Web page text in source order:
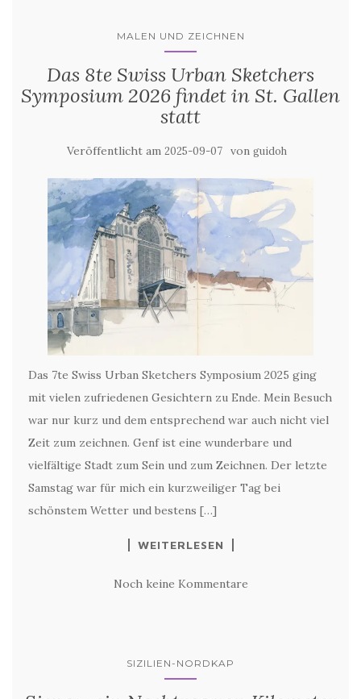
MALEN UND ZEICHNEN
Das 8te Swiss Urban Sketchers
Symposium 2026 findet in St. Gallen
statt
Veröffentlicht am 2025-09-07 von guidoh
Das 7te Swiss Urban Sketchers Symposium 2025 ging
mit vielen zufriedenen Gesichtern zu Ende. Mein Besuch
war nur kurz und dem entsprechend war auch nicht viel
Zeit zum zeichnen. Genf ist eine wunderbare und
vielfältige Stadt zum Sein und zum Zeichnen. Der letzte
Samstag war für mich ein kurzweiliger Tag bei
schönstem Wetter und bestens […]
WEITERLESEN
Noch keine Kommentare
SIZILIEN-NORDKAP